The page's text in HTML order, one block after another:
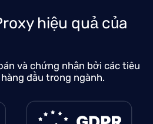
hiệu quả của
và chứng nhận bởi các tiêu
đầu trong ngành.